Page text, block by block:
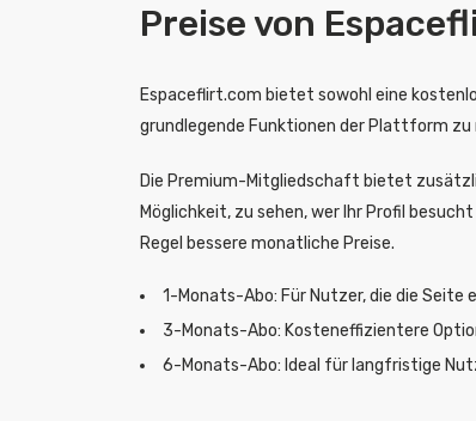
Preise von
Espaceflirt.com bietet sowohl eine
grundlegende Funktionen der Plattform zu
Die Premium-Mitgliedschaft bietet
Möglichkeit, zu sehen, wer Ihr Profil
Regel bessere monatliche Preise.
1-Monats-Abo: Für Nutzer, die die
3-Monats-Abo: Kosteneffizientere
6-Monats-Abo: Ideal für langfristige